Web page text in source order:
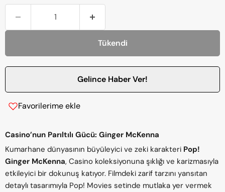
Tükendi
Gelince Haber Ver!
Favorilerime ekle
Casino’nun Parıltılı Gücü: Ginger McKenna
Kumarhane dünyasının büyüleyici ve zeki karakteri Pop!
Ginger McKenna, Casino koleksiyonuna şıklığı ve karizmasıyla
etkileyici bir dokunuş katıyor. Filmdeki zarif tarzını yansıtan
detaylı tasarımıyla Pop! Movies setinde mutlaka yer vermek